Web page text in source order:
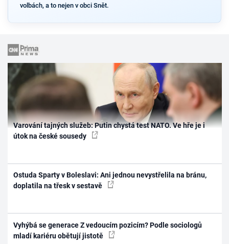
volbách, a to nejen v obci Snět.
Varování tajných služeb: Putin chystá test NATO. Ve hře je i
útok na české sousedy
Ostuda Sparty v Boleslavi: Ani jednou nevystřelila na bránu,
doplatila na třesk v sestavě
Vyhýbá se generace Z vedoucím pozicím? Podle sociologů
mladí kariéru obětují jistotě